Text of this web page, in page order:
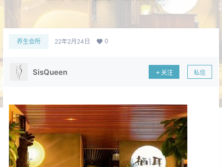
养生会所 22年2月24日 0
SisQueen 关注 私信